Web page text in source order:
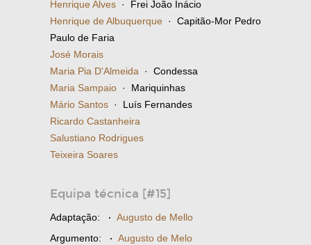
Henrique Alves · Frei João Inácio
Henrique de Albuquerque · Capitão-Mor Pedro
Paulo de Faria
José Morais
Maria Pia D'Almeida · Condessa
Maria Sampaio · Mariquinhas
Mário Santos · Luís Fernandes
Ricardo Castanheira
Salustiano Rodrigues
Teixeira Soares
Equipa técnica [#15]
Adaptação: · Augusto de Mello
Argumento: · Augusto de Melo